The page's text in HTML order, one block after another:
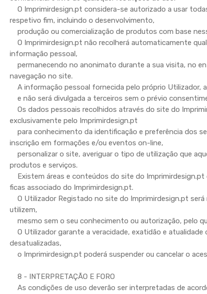
O Imprimirdesign.pt considera-se autorizado a usar
respetivo fim, incluindo o desenvolvimento,
produção ou comercialização de produtos com base
O Imprimirdesign.pt não recolherá automaticamente
informação pessoal,
permanecendo no anonimato durante a sua visita, no
navegação no site.
A informação pessoal fornecida pelo próprio Utilizador,
e não será divulgada a terceiros sem o prévio
Os dados pessoais recolhidos através do site do
exclusivamente pelo Imprimirdesign.pt
para conhecimento da identificação e preferência dos
inscrição em formações e/ou eventos on-line,
personalizar o site, averiguar o tipo de utilização que
produtos e serviços.
Existem áreas e conteúdos do site do Imprimirdesign.pt
ficas associado do Imprimirdesign.pt.
O Utilizador Registado no site do Imprimirdesign.pt
utilizem,
mesmo sem o seu conhecimento ou autorização, pelo
O Utilizador garante a veracidade, exatidão e
desatualizadas,
o Imprimirdesign.pt poderá suspender ou cancelar o
8 - INTERPRETAÇÃO E FORO
As condições de uso deverão ser interpretadas de